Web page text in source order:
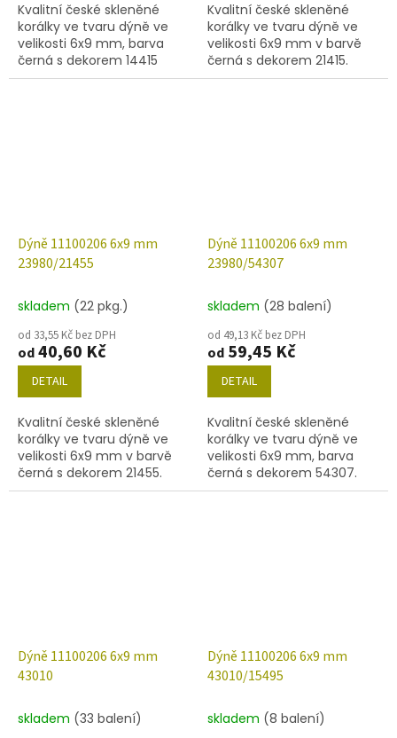
Kvalitní české skleněné
korálky ve tvaru dýně ve
velikosti 6x9 mm, barva
černá s dekorem 14415
(bronz). Obsah balení 30 ks
Kvalitní české skleněné
korálky ve tvaru dýně ve
velikosti 6x9 mm v barvě
černá s dekorem 21415.
Obsah balení 30 ks nebo
Dýně 11100206 6x9 mm
23980/21455
skladem (22 pkg.)
od 33,55 Kč bez DPH
od40,60 Kč
DETAIL
Kvalitní české skleněné
korálky ve tvaru dýně ve
velikosti 6x9 mm v barvě
černá s dekorem 21455.
Obsah balení 30 ks nebo
Dýně 11100206 6x9 mm
23980/54307
skladem (28 balení)
od 49,13 Kč bez DPH
od 59,45 Kč
DETAIL
Kvalitní české skleněné
korálky ve tvaru dýně ve
velikosti 6x9 mm, barva
černá s dekorem 54307.
Obsah balení 30 ks nebo
Dýně 11100206 6x9 mm
43010
skladem (33 balení)
Dýně 11100206 6x9 mm
43010/15495
skladem (8 balení)